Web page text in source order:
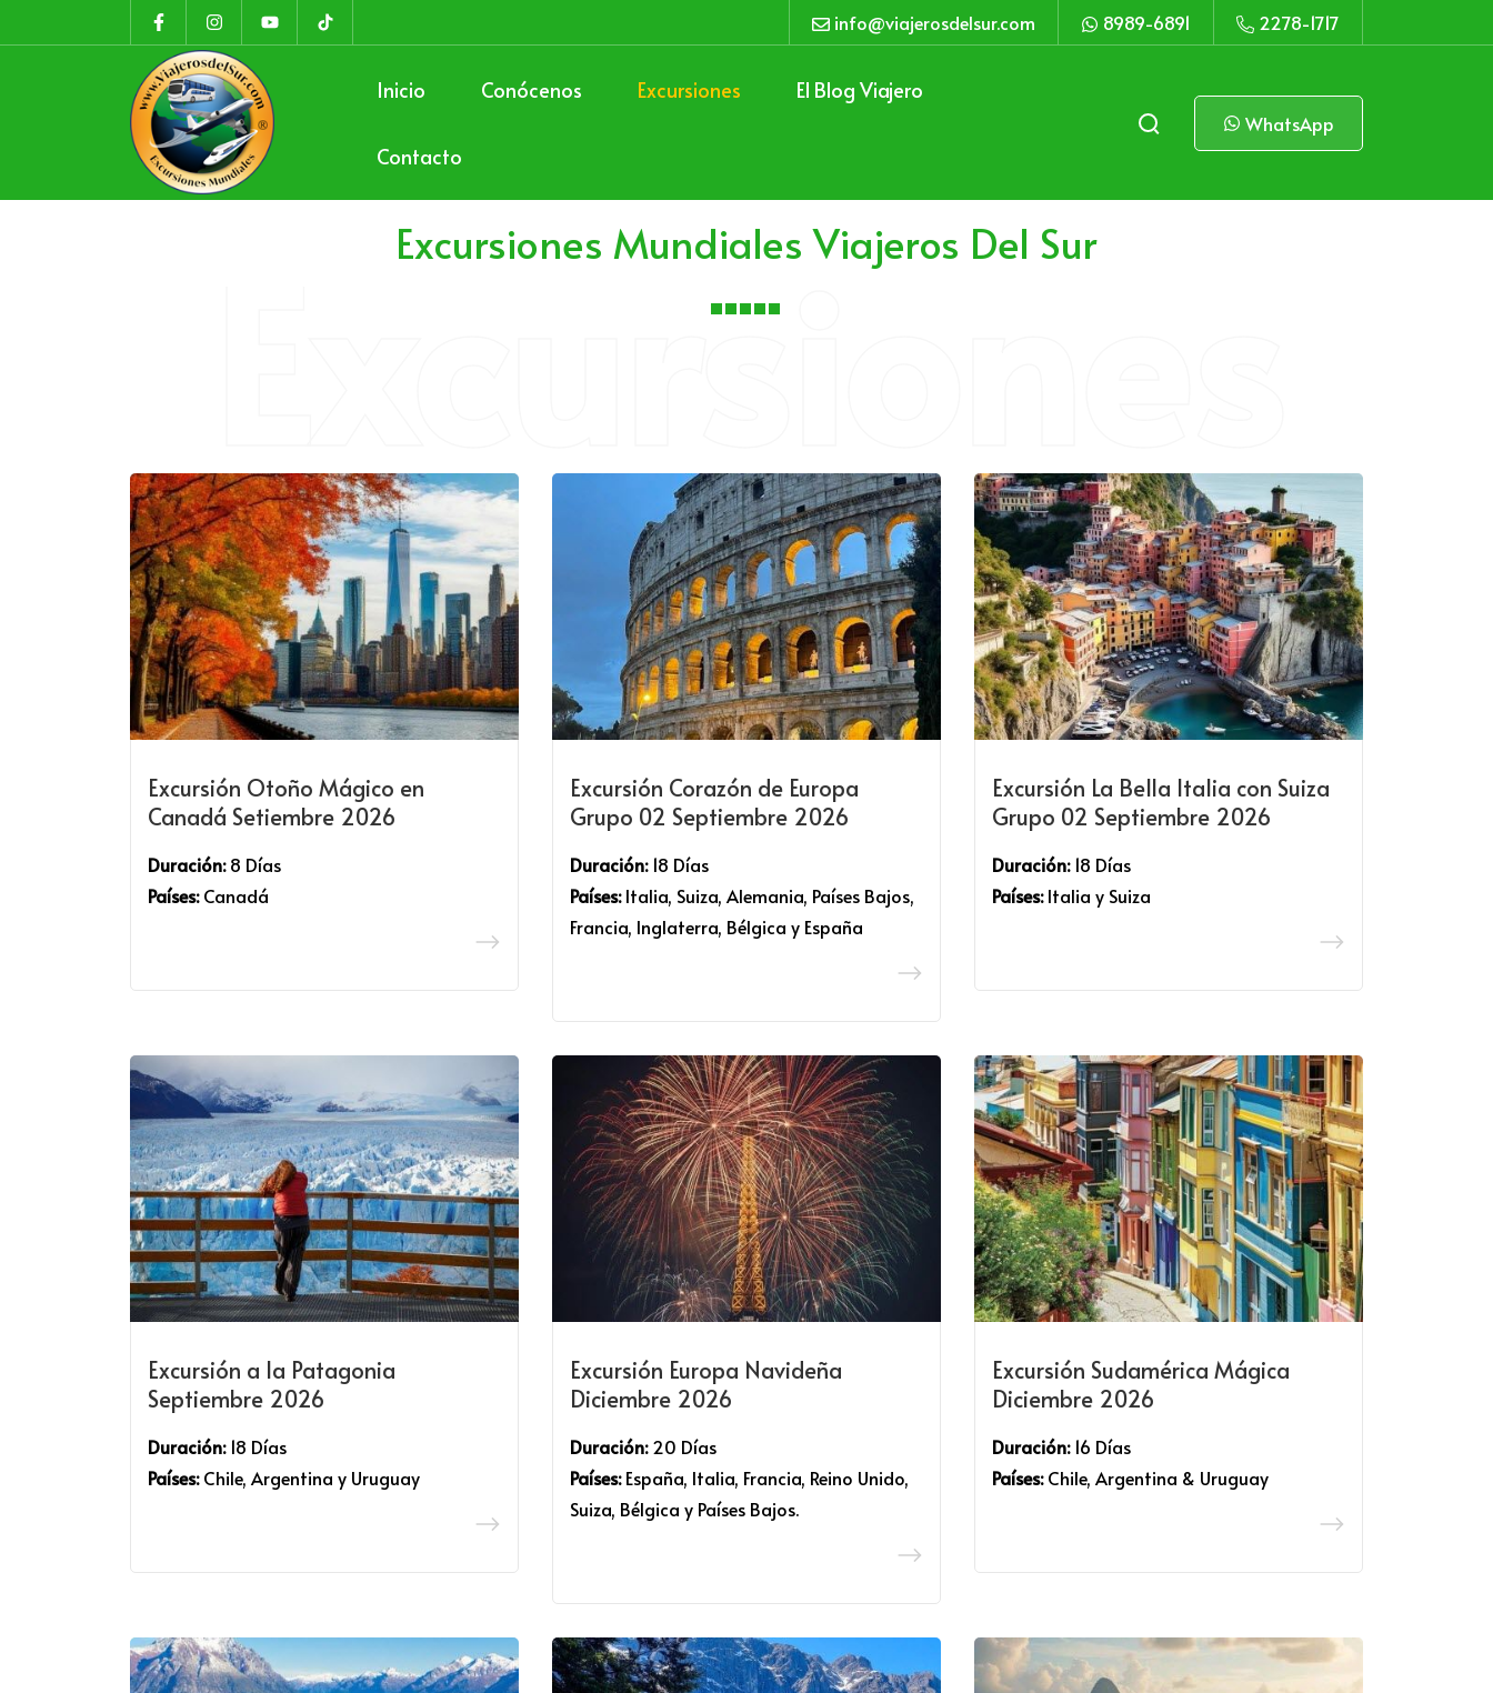
info@viajerosdelsur.com 8989-6891 2278-1717
Inicio Conócenos Excursiones El Blog Viajero
Contacto
WhatsApp
Excursiones
Excursiones Mundiales Viajeros Del Sur
Excursión Otoño Mágico en
Canadá Setiembre 2026
Duración:8 Días
Países:Canadá
Excursión Corazón de Europa
Grupo 02 Septiembre 2026
Duración:18 Días
Países:Italia, Suiza, Alemania, Países Bajos,
Francia, Inglaterra, Bélgica y España
Excursión La Bella Italia con Suiza
Grupo 02 Septiembre 2026
Duración:18 Días
Países:Italia y Suiza
Excursión a la Patagonia
Septiembre 2026
Duración:18 Días
Países:Chile, Argentina y Uruguay
Excursión Europa Navideña
Diciembre 2026
Duración:20 Días
Países:España, Italia, Francia, Reino Unido,
Suiza, Bélgica y Países Bajos.
Excursión Sudamérica Mágica
Diciembre 2026
Duración:16 Días
Países:Chile, Argentina & Uruguay